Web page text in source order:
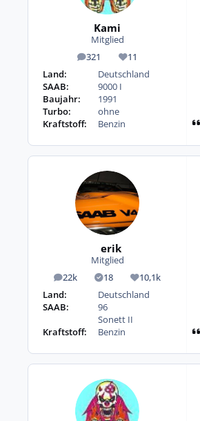
Kami
Mitglied
321
Beiträge 11
Reputation
Land:
Deutschland
SAAB:
9000 I
Baujahr:
1991
Turbo:
ohne
Kraftstoff:
Benzin
erik
Mitglied
22k
Beiträge 18
Lösungen10,1k
Reputation
Land:
Deutschland
SAAB:
96
Sonett II
Kraftstoff:
Benzin